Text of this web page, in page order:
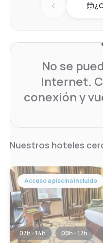
Previous day
No se
Internet.
conexión y
Nuestros hoteles
Acceso a piscina incluido
07h - 14h 09h - 17h